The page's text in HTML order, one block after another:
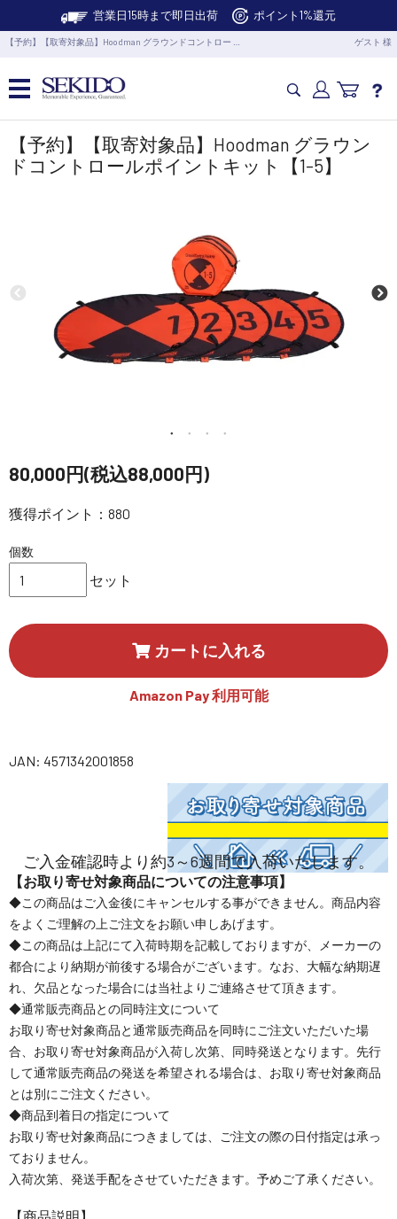
営業日15時まで即日出荷 ポイント1%還元
【予約】【取寄対象品】Hoodman グラウンドコントロー … ゲスト 様
カメラドローン・生活家電
業務用ドローン・業務関連製品
水中ドローン(ROV)・水中スクーター
RC・ロボット部品
定期配信!
サポート・Q&A / 法人・学生のお客様
SEKIDO
【予約】【取寄対象品】Hoodman グラウン
ドコントロールポイントキット【1-5】
80,000円(税込88,000円)
獲得ポイント：880
個数
セット
カートに入れる
Amazon Pay 利用可能
JAN: 4571342001858
ご入金確認時より約3～6週間で入荷いたします。
【お取り寄せ対象商品についての注意事項】
◆この商品はご入金後にキャンセルする事ができません。商品内容
をよくご理解の上ご注文をお願い申しあげます。
◆この商品は上記にて入荷時期を記載しておりますが、メーカーの
都合により納期が前後する場合がございます。なお、大幅な納期遅
れ、欠品となった場合には当社よりご連絡させて頂きます。
◆通常販売商品との同時注文について
お取り寄せ対象商品と通常販売商品を同時にご注文いただいた場
合、お取り寄せ対象商品が入荷し次第、同時発送となります。先行
して通常販売商品の発送を希望される場合は、お取り寄せ対象商品
とは別にご注文ください。
◆商品到着日の指定について
お取り寄せ対象商品につきましては、ご注文の際の日付指定は承っ
ておりません。
入荷次第、発送手配をさせていただきます。予めご了承ください。